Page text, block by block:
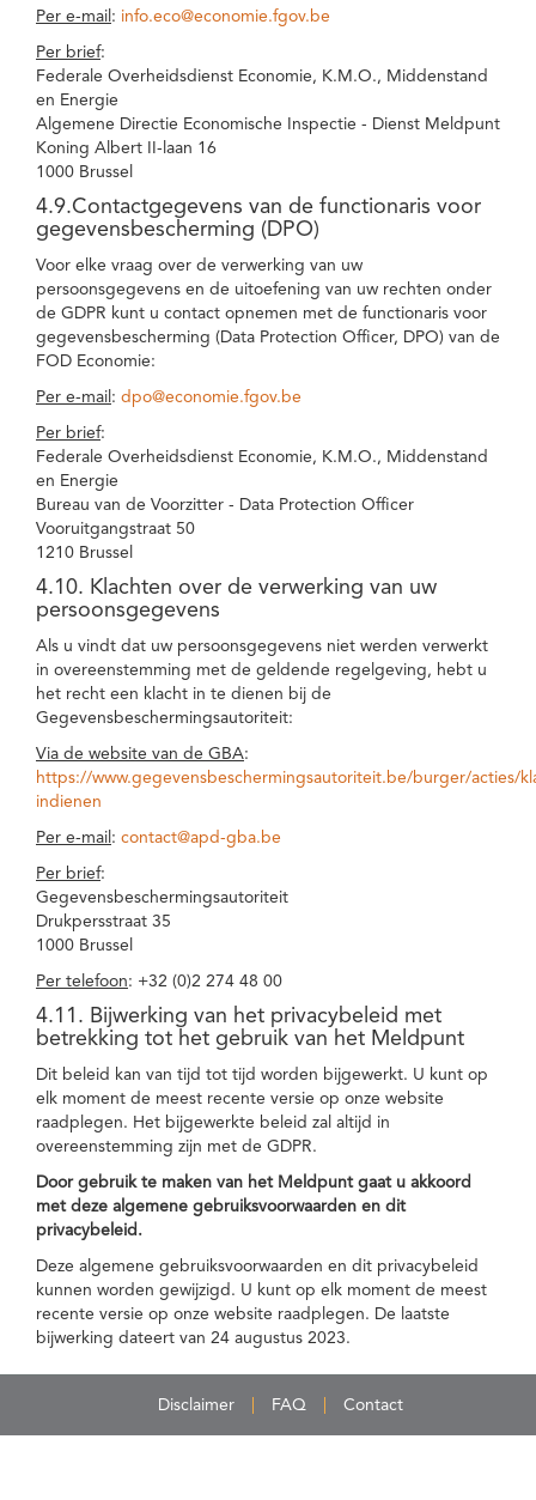
Per e-mail : info.eco@economie.fgov.be
Per brief:
Federale Overheidsdienst Economie, K.M.O., Middenstand
en Energie
Algemene Directie Economische Inspectie - Dienst Meldpunt
Koning Albert II-laan 16
1000 Brussel
4.9.Contactgegevens van de functionaris voor
gegevensbescherming (DPO)
Voor elke vraag over de verwerking van uw
persoonsgegevens en de uitoefening van uw rechten onder
de GDPR kunt u contact opnemen met de functionaris voor
gegevensbescherming (Data Protection Officer, DPO) van de
FOD Economie:
Per e-mail : dpo@economie.fgov.be
Per brief:
Federale Overheidsdienst Economie, K.M.O., Middenstand
en Energie
Bureau van de Voorzitter - Data Protection Officer
Vooruitgangstraat 50
1210 Brussel
4.10. Klachten over de verwerking van uw
persoonsgegevens
Als u vindt dat uw persoonsgegevens niet werden verwerkt
in overeenstemming met de geldende regelgeving, hebt u
het recht een klacht in te dienen bij de
Gegevensbeschermingsautoriteit:
Via de website van de GBA:
https://www.gegevensbeschermingsautoriteit.be/burger/acties/
indienen
Per e-mail : contact@apd-gba.be
Per brief:
Gegevensbeschermingsautoriteit
Drukpersstraat 35
1000 Brussel
Per telefoon: +32 (0)2 274 48 00
4.11. Bijwerking van het privacybeleid met
betrekking tot het gebruik van het Meldpunt
Dit beleid kan van tijd tot tijd worden bijgewerkt. U kunt op
elk moment de meest recente versie op onze website
raadplegen. Het bijgewerkte beleid zal altijd in
overeenstemming zijn met de GDPR.
Door gebruik te maken van het Meldpunt gaat u akkoord
met deze algemene gebruiksvoorwaarden en dit
privacybeleid.
Deze algemene gebruiksvoorwaarden en dit privacybeleid
kunnen worden gewijzigd. U kunt op elk moment de meest
recente versie op onze website raadplegen. De laatste
bijwerking dateert van 24 augustus 2023.
Disclaimer FAQ Contact